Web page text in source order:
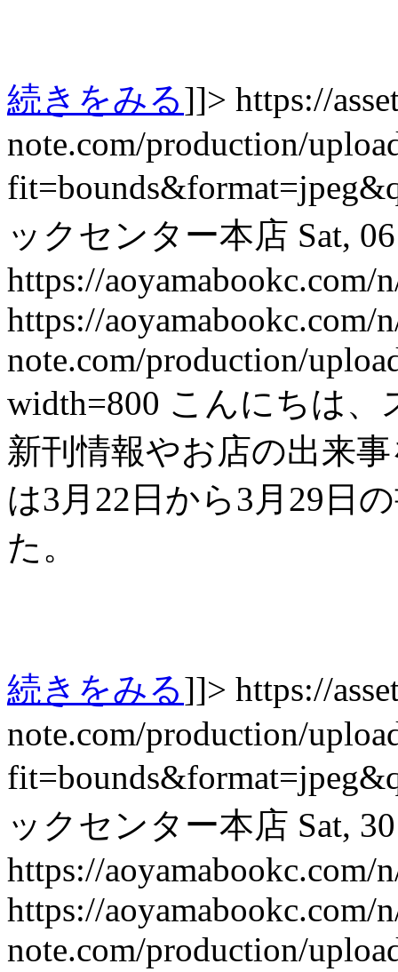
続きをみる]]> https://
note.com/production/
ックセンター本店 Sat,
https://aoyamabookc.com/
https://aoyamabookc.com/
note.com/production/
width=800 こんにちは、
新刊情報やお店の出来
は3月22日から3月29日
た。
続きをみる]]> https://
note.com/production/
ックセンター本店 Sat,
https://aoyamabookc.com/
https://aoyamabookc.com/
note.com/production/